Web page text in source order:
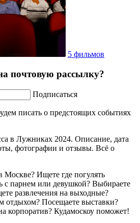
5 фильмов
почтовую рассылку?
Подписаться
писать о предстоящих событиях
в Лужниках 2024. Описание, дата
фотографии и отзывы. Всё о
Москве? Ищете где погулять
с парнем или девушкой? Выбираете
развлечения на выходные?
отдыхом? Посещаете выставки?
корпоратив? Кудамоскоу поможет!